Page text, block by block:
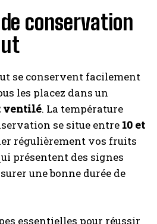
conservation
se conservent facilement
les placez dans un
ventilé. La température
se situe entre 10 et
régulièrement vos fruits
présentent des signes
une bonne durée de